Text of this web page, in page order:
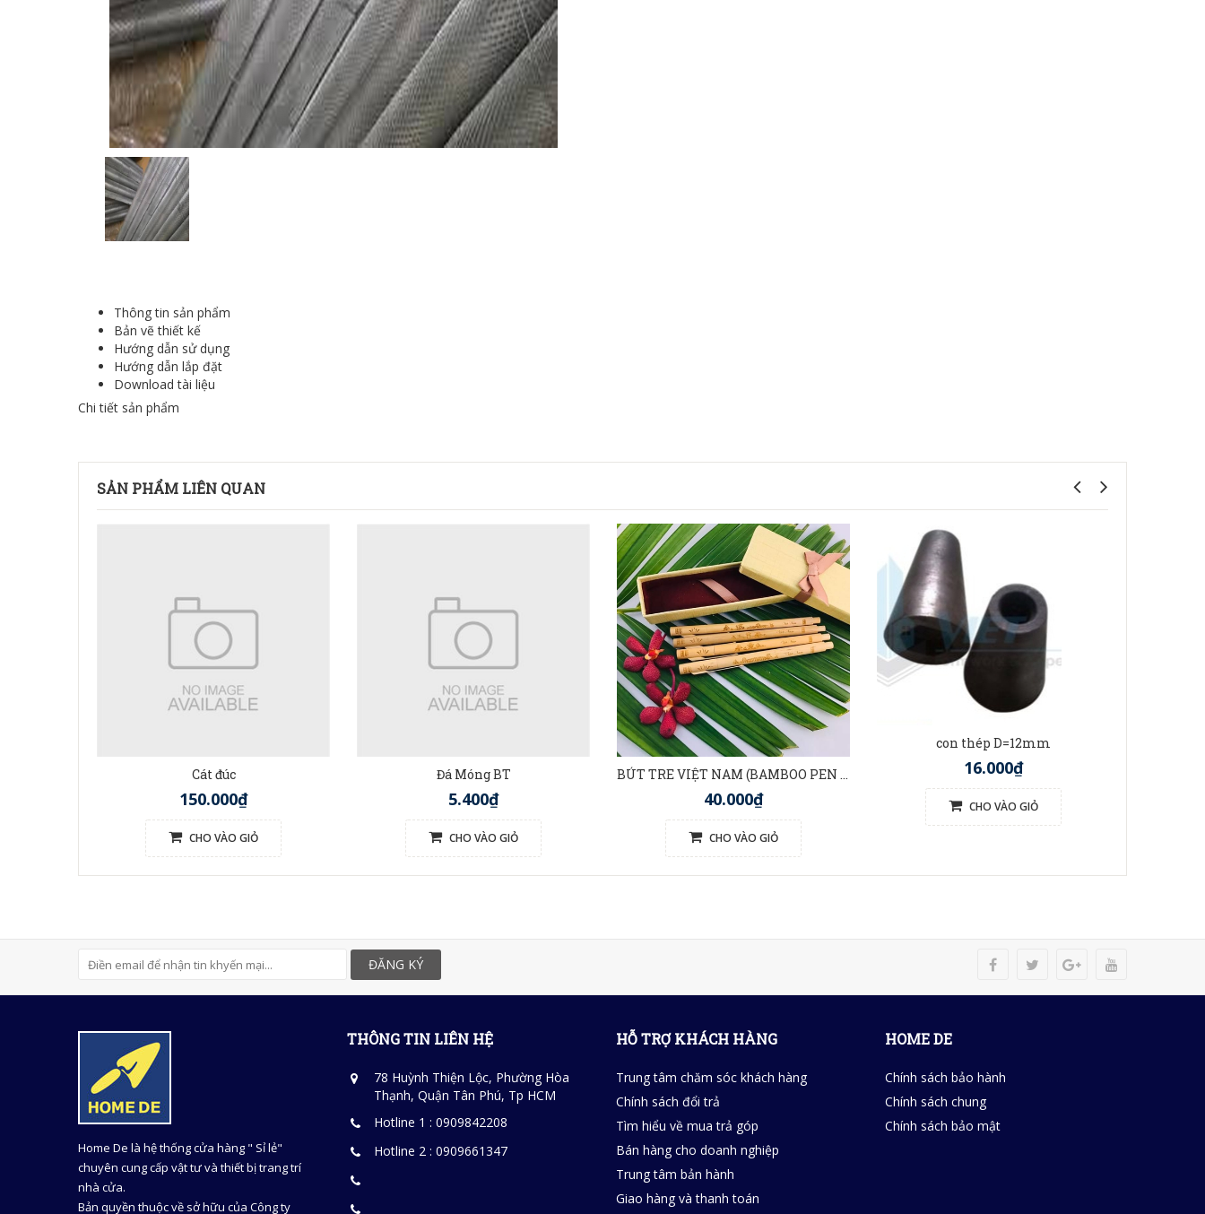
Thông tin sản phẩm
Bản vẽ thiết kế
Hướng dẫn sử dụng
Hướng dẫn lắp đặt
Download tài liệu
Chi tiết sản phẩm
SẢN PHẨM LIÊN QUAN
Cát đúc
150.000₫
CHO VÀO GIỎ
Đá Móng BT
5.400₫
CHO VÀO GIỎ
BÚT TRE VIỆT NAM (BAMBOO PEN VIETNAM)
40.000₫
CHO VÀO GIỎ
con thép D=12mm
16.000₫
CHO VÀO GIỎ
ĐĂNG KÝ
Home De là hệ thống cửa hàng " Sỉ lẻ"
chuyên cung cấp vật tư và thiết bị trang trí
nhà cửa.
Bản quyền thuộc về sở hữu của Công ty
THÔNG TIN LIÊN HỆ
78 Huỳnh Thiện Lộc, Phường Hòa
Thạnh, Quận Tân Phú, Tp HCM
Hotline 1 : 0909842208
Hotline 2 : 0909661347
HỖ TRỢ KHÁCH HÀNG
Trung tâm chăm sóc khách hàng
Chính sách đổi trả
Tìm hiểu về mua trả góp
Bán hàng cho doanh nghiệp
Trung tâm bản hành
Giao hàng và thanh toán
HOME DE
Chính sách bảo hành
Chính sách chung
Chính sách bảo mật